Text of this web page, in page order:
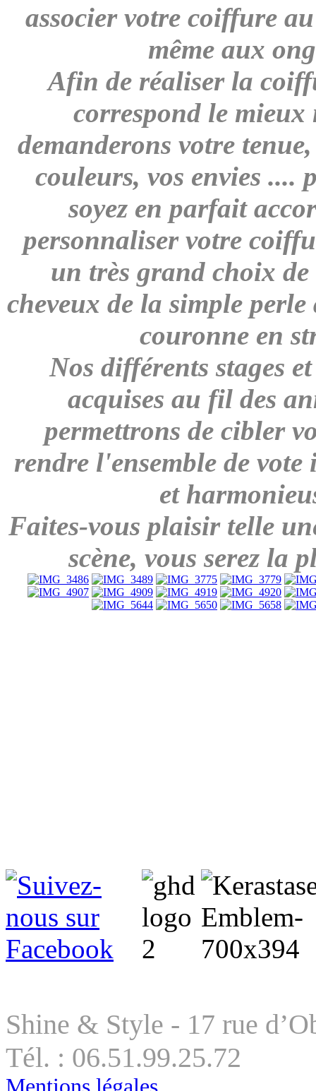
associer votre coiffure
même aux
Afin de réaliser la
correspond le mieux
demanderons votre
couleurs, vos envies ....
soyez en parfait
personnaliser votre
un très grand choix
cheveux de la simple
couronne en
Nos différents stages
acquises au fil des
permettrons de cibler
rendre l'ensemble de vote
et
Faites-vous plaisir telle
scène, vous serez la
Shine & Style - 17 rue
Tél. : 06.51.99.25.72